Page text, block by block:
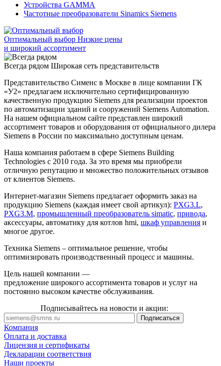
Устройства GAMMA
Частотные преобразователи Sinamics Siemens
Оптимальный выбор Низкие цены
и широкий ассортимент
Всегда рядом Широкая сеть представительств
Представительство Сименс в Москве в лице компании ГК
«У2» предлагаем исключительно сертифицированную
качественную продукцию Siemens для реализации проектов
по автоматизации зданий и сооружений Siemens Automation.
На нашем официальном сайте представлен широкий
ассортимент товаров и оборудования от официального дилера
Siemens в России по максимально доступным ценам.
Наша компания работаем в сфере Siemens Building
Technologies с 2010 года. За это время мы приобрели
отличную репутацию и множество положительных отзывов
от клиентов Siemens.
Интернет-магазин Siemens предлагает оформить заказ на
продукцию Siemens (каждая имеет свой артикул): PXG3.L,
PXG3.M, промышленный преобразователь simatic, привода,
аксессуары, автоматику для котлов hmi, шкаф управления и
многое другое.
Техника Siemens – оптимальное решение, чтобы
оптимизировать производственный процесс и машины.
Цель нашей компании —
предложение широкого ассортимента товаров и услуг на
постоянно высоком качестве обслуживания.
Подписывайтесь на новости и акции:
Компания
Оплата и доставка
Лицензия и сертификаты
Декларации соответствия
Наши проекты